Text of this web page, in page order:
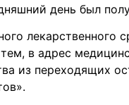
день был
лекарственного
в адрес
из переходящих